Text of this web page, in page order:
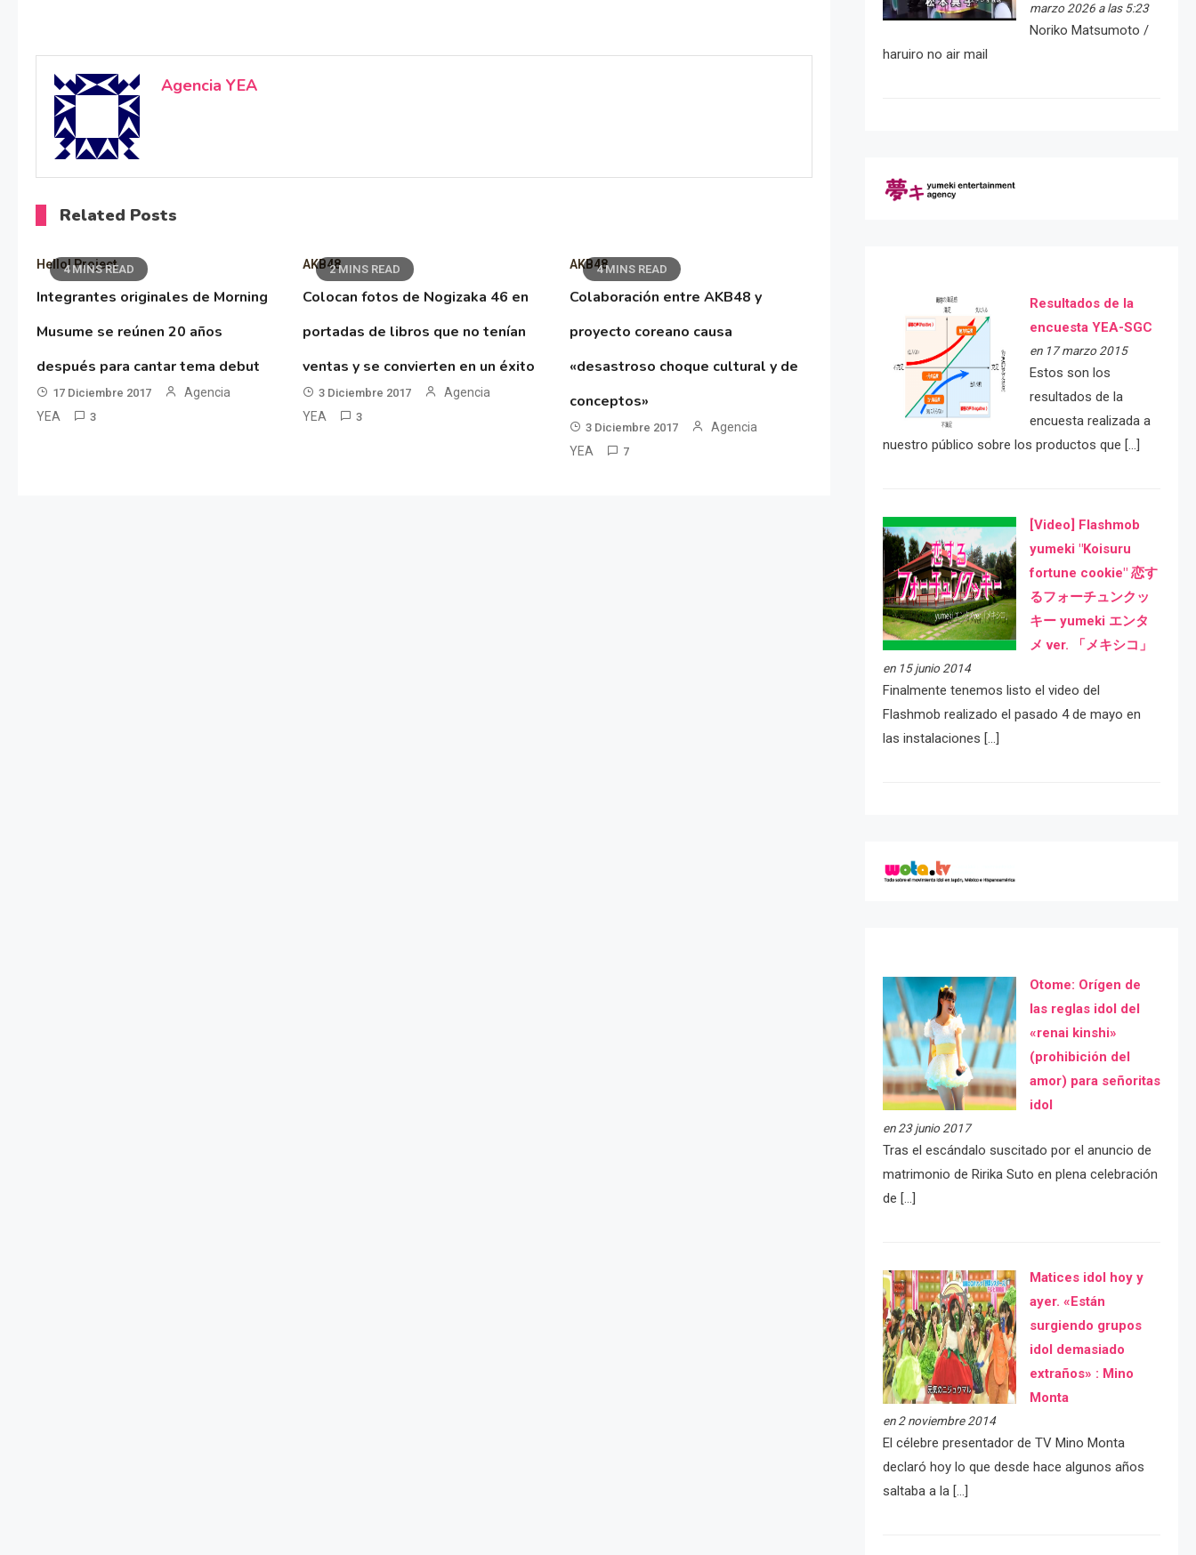
Agencia YEA
Related Posts
4 MINS READ
Hello! Project
Integrantes originales de Morning
Musume se reúnen 20 años
después para cantar tema debut
17 Diciembre 2017
Agencia
YEA
3
2 MINS READ
AKB48
Colocan fotos de Nogizaka 46 en
portadas de libros que no tenían
ventas y se convierten en un éxito
3 Diciembre 2017
Agencia
YEA
3
4 MINS READ
AKB48
Colaboración entre AKB48 y
proyecto coreano causa
«desastroso choque cultural y de
conceptos»
3 Diciembre 2017
Agencia
YEA
7
marzo 2026 a las 5:23
Noriko Matsumoto /
haruiro no air mail
Resultados de la
encuesta YEA-SGC
en 17 marzo 2015
Estos son los
resultados de la
encuesta realizada a
nuestro público sobre los productos que […]
[Video] Flashmob
yumeki "Koisuru
fortune cookie" 恋す
るフォーチュンクッ
キー yumeki エンタ
メ ver. 「メキシコ」
en 15 junio 2014
Finalmente tenemos listo el video del
Flashmob realizado el pasado 4 de mayo en
las instalaciones […]
Otome: Orígen de
las reglas idol del
«renai kinshi»
(prohibición del
amor) para señoritas
idol
en 23 junio 2017
Tras el escándalo suscitado por el anuncio de
matrimonio de Ririka Suto en plena celebración
de […]
Matices idol hoy y
ayer. «Están
surgiendo grupos
idol demasiado
extraños» : Mino
Monta
en 2 noviembre 2014
El célebre presentador de TV Mino Monta
declaró hoy lo que desde hace algunos años
saltaba a la […]